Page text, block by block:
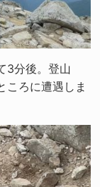
3分後。登山
ころに遭遇しま